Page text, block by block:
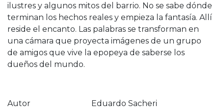
ilustres y algunos mitos del barrio. No se sabe dónde
terminan los hechos reales y empieza la fantasía. Allí
reside el encanto. Las palabras se transforman en
una cámara que proyecta imágenes de un grupo
de amigos que vive la epopeya de saberse los
dueños del mundo.
Autor
Eduardo Sacheri